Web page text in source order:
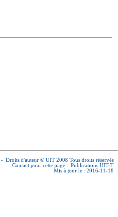
- Droits d'auteur © UIT 2008 Tous droits réservés
Contact pour cette page : Publications UIT-T
Mis à jour le : 2016-11-18